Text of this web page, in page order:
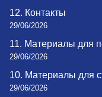
12. Контакты
29/06/2026
11. Материалы для
29/06/2026
10. Материалы для
29/06/2026